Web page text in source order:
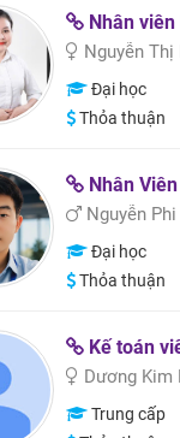
Nhân viên kế
Nguyễn
Đại học
Thỏa thuận
Nhân
Nguyễn
Đại học
Thỏa thuận
Kế toán
Dương
Trung cấp